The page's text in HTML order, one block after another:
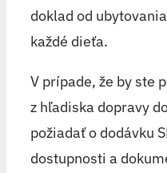
doklad od
každé dieťa.
V prípade, že by ste
z hľadiska dopravy
požiadať o dodávku
dostupnosti a